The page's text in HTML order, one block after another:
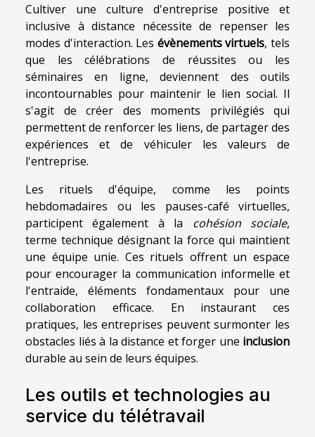
Cultiver une culture d'entreprise positive et
inclusive à distance nécessite de repenser les
modes d'interaction. Les évènements virtuels, tels
que les célébrations de réussites ou les
séminaires en ligne, deviennent des outils
incontournables pour maintenir le lien social. Il
s'agit de créer des moments privilégiés qui
permettent de renforcer les liens, de partager des
expériences et de véhiculer les valeurs de
l'entreprise.
Les rituels d'équipe, comme les points
hebdomadaires ou les pauses-café virtuelles,
participent également à la cohésion sociale,
terme technique désignant la force qui maintient
une équipe unie. Ces rituels offrent un espace
pour encourager la communication informelle et
l'entraide, éléments fondamentaux pour une
collaboration efficace. En instaurant ces
pratiques, les entreprises peuvent surmonter les
obstacles liés à la distance et forger une inclusion
durable au sein de leurs équipes.
Les outils et technologies au
service du télétravail